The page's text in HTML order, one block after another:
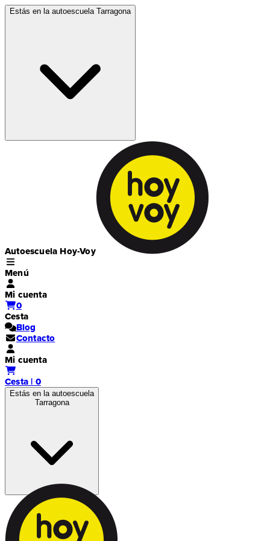
Estás en la autoescuela Tarragona
Autoescuela Hoy-Voy
Menú
Mi cuenta
0
Cesta
Blog
Contacto
Mi cuenta
Cesta | 0
Estás en la autoescuela
Tarragona